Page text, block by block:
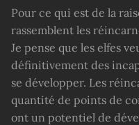
Pour ce qui est de la
rassemblent les
Je pense que les elfes
définitivement des
se développer. Les
quantité de points de
ont un potentiel de